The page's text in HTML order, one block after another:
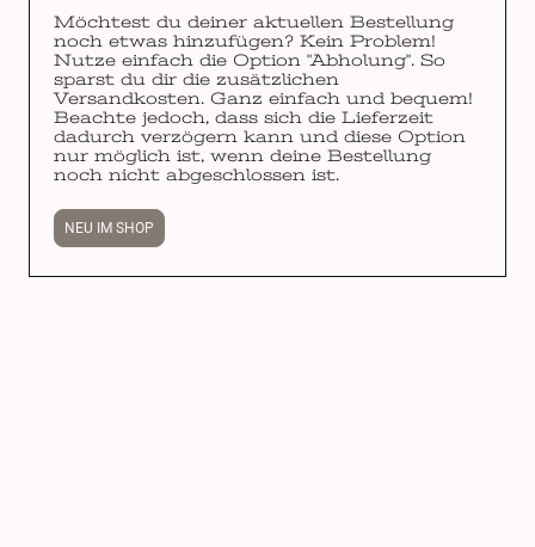
Möchtest du deiner aktuellen Bestellung
noch etwas hinzufügen? Kein Problem!
Nutze einfach die Option "Abholung". So
sparst du dir die zusätzlichen
Versandkosten. Ganz einfach und bequem!
Beachte jedoch, dass sich die Lieferzeit
dadurch verzögern kann und diese Option
nur möglich ist, wenn deine Bestellung
noch nicht abgeschlossen ist.
NEU IM SHOP